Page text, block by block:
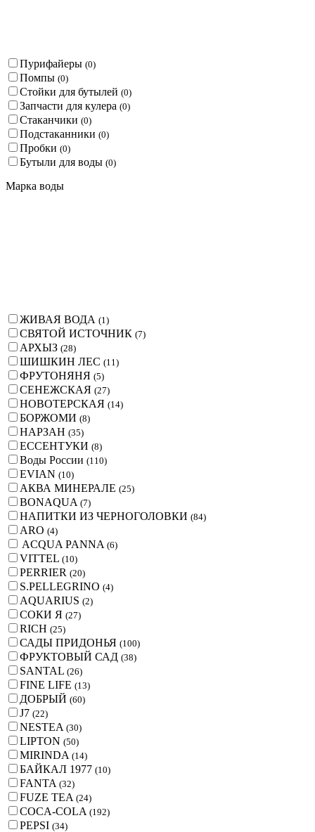
Пурифайеры (0)
Помпы (0)
Стойки для бутылей (0)
Запчасти для кулера (0)
Стаканчики (0)
Подстаканники (0)
Пробки (0)
Бутыли для воды (0)
Марка воды
ЖИВАЯ ВОДА (1 )
СВЯТОЙ ИСТОЧНИК (7)
АРХЫЗ (28)
ШИШКИН ЛЕС (11 )
ФРУТОНЯНЯ (5)
СЕНЕЖСКАЯ (27)
НОВОТЕРСКАЯ (14)
БОРЖОМИ (8)
НАРЗАН (35)
ЕССЕНТУКИ (8)
Воды России (110)
EVIAN (10)
АКВА МИНЕРАЛЕ (25)
BONAQUA (7)
НАПИТКИ ИЗ ЧЕРНОГОЛОВКИ (84)
ARO (4)
ACQUA PANNA (6)
VITTEL (10)
PERRIER (20)
S.PELLEGRINO (4)
AQUARIUS (2)
СОКИ Я (27)
RICH (25)
САДЫ ПРИДОНЬЯ (100)
ФРУКТОВЫЙ САД (38)
SANTAL (26)
FINE LIFE (13)
ДОБРЫЙ (60)
J7 (22)
NESTEA (30)
LIPTON (50)
MIRINDA (14)
БАЙКАЛ 1977 (10)
FANTA (32)
FUZE TEA (24)
COCA-COLA (192)
PEPSI (34)